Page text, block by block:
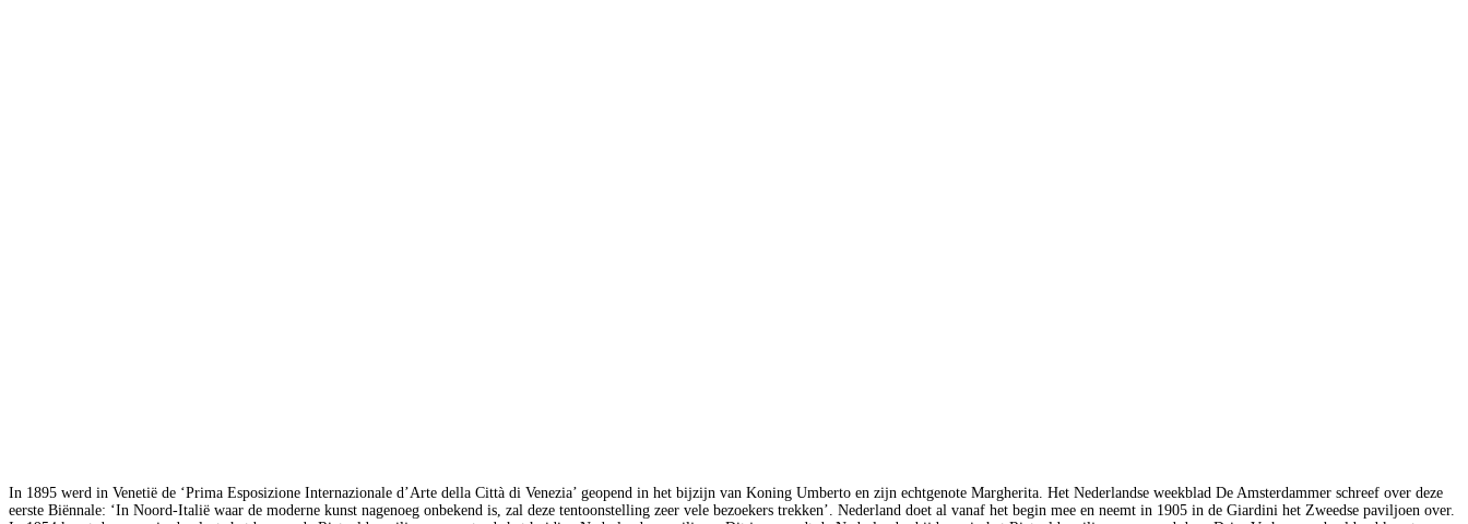
In 1895 werd in Venetië de ‘Prima Esposizione Internazionale d’Arte della Città di Venezia’ geopend in het bijzijn van Koning Umberto en zijn echtgenote Margherita. Het Nederlandse weekblad De Amsterdammer schreef over deze
eerste Biënnale: ‘In Noord-Italië waar de moderne kunst nagenoeg onbekend is, zal deze tentoonstelling zeer vele bezoekers trekken’. Nederland doet al vanaf het begin mee en neemt in 1905 in de Giardini het Zweedse paviljoen over.